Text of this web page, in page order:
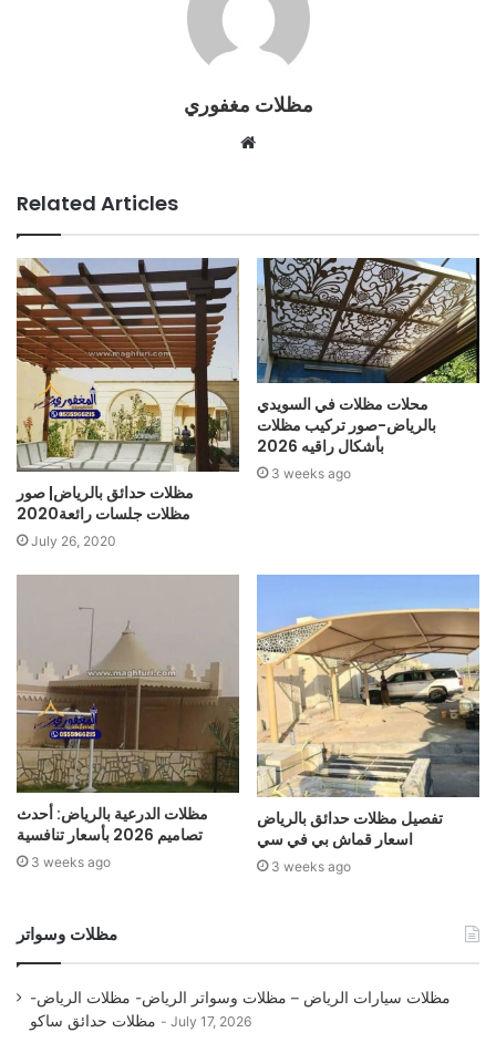
مظلات مغفوري
Website
Related Articles
مظلات حدائق بالرياض| صور
مظلات جلسات رائعة2020
July 26, 2020
محلات مظلات في السويدي
بالرياض-صور تركيب مظلات
بأشكال راقيه 2026
3 weeks ago
مظلات الدرعية بالرياض: أحدث
تصاميم 2026 بأسعار تنافسية
3 weeks ago
تفصيل مظلات حدائق بالرياض
اسعار قماش بي في سي
3 weeks ago
مظلات وسواتر
مظلات سيارات الرياض – مظلات وسواتر الرياض- مظلات الرياض-
مظلات حدائق ساكو
July 17, 2026